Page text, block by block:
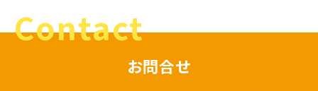
Contact
お問合せ